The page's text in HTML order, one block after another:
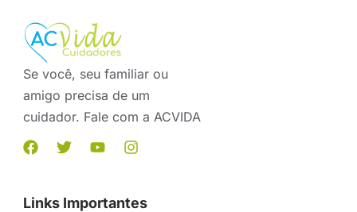
Se você, seu familiar ou
amigo precisa de um
cuidador. Fale com a ACVIDA
Links Importantes